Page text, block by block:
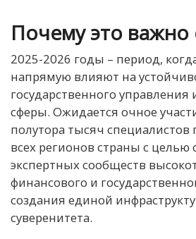
Почему это важно
2025-2026 годы – период,
напрямую влияют на
государственного управления
сферы. Ожидается очное
полутора тысяч специалистов
всех регионов страны с
экспертных сообществ
финансового и
создания единой
суверенитета.